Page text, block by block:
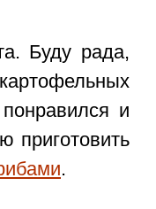
Буду рада,
и
приготовить
.